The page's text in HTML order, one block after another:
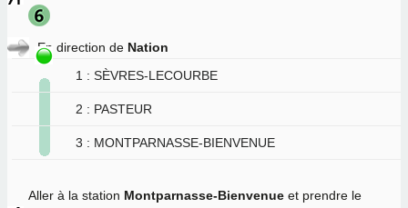
En direction de Nation
1 : SÈVRES-LECOURBE
2 : PASTEUR
3 : MONTPARNASSE-BIENVENUE
Aller à la station Montparnasse-Bienvenue et prendre le